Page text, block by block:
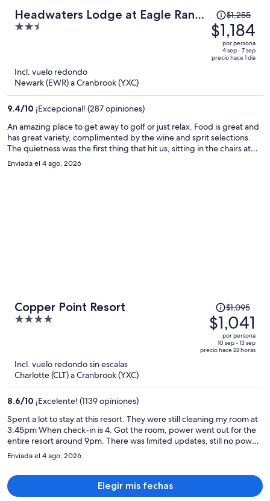
Headwaters Lodge at Eagle Ranch
Resort
2.5
El
precio
era
$1,255
$1,184
por
persona
$1,255
$1,184
por persona
4 sep - 7 sep
precio hace 1 día
Incl. vuelo redondo
Newark (EWR) a Cranbrook (YXC)
9.4/10 ¡Excepcional! (287 opiniones)
An amazing place to get away to golf or just relax. Food is great and
has great variety, complimented by the wine and sprit selections.
The quietness was the first thing that hit us, sitting in the chairs at
the fire pit, watching the sunset , provided the ambience we were
Enviada el 4 ago. 2026
Copper Point Resort
4
El
precio
era
de
$1,095
$1,041
por
persona
$1,095
$1,041
por persona
10 sep - 13 sep
precio hace 22 horas
Incl. vuelo redondo sin escalas
Charlotte (CLT) a Cranbrook (YXC)
8.6/10 ¡Excelente! (1139 opiniones)
Spent a lot to stay at this resort. They were still cleaning my room at
3:45pm When check-in is 4. Got the room, power went out for the
entire resort around 9pm. There was limited updates, still no power
the next morning. Told they had no idea when power would be
back. Everything was closed and shut down. We decided to play it
safe and tried to check out a day early and head home. The front
desk told us we would get a refund for that night and would put a
note on file. Found out power wasn’t restored until the following
Enviada el 4 ago. 2026
Elegir mis fechas